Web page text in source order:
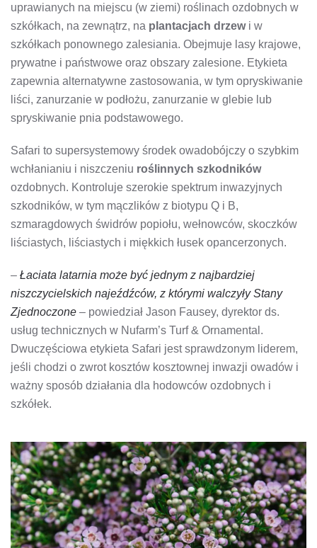
uprawianych na miejscu (w ziemi) roślinach ozdobnych w
szkółkach, na zewnątrz, na plantacjach drzewi w
szkółkach ponownego zalesiania. Obejmuje lasy krajowe,
prywatne i państwowe oraz obszary zalesione. Etykieta
zapewnia alternatywne zastosowania, w tym opryskiwanie
liści, zanurzanie w podłożu, zanurzanie w glebie lub
spryskiwanie pnia podstawowego.
Safari to supersystemowy środek owadobójczy o szybkim
wchłanianiu i niszczeniu roślinnych szkodników
ozdobnych. Kontroluje szerokie spektrum inwazyjnych
szkodników, w tym mączlików z biotypu Q i B,
szmaragdowych świdrów popiołu, wełnowców, skoczków
liściastych, liściastych i miękkich łusek opancerzonych.
– Łaciata latarnia może być jednym z najbardziej
niszczycielskich najeźdźców, z którymi walczyły Stany
Zjednoczone – powiedział Jason Fausey, dyrektor ds.
usług technicznych w Nufarm’s Turf & Ornamental.
Dwuczęściowa etykieta Safari jest sprawdzonym liderem,
jeśli chodzi o zwrot kosztów kosztownej inwazji owadów i
ważny sposób działania dla hodowców ozdobnych i
szkółek.